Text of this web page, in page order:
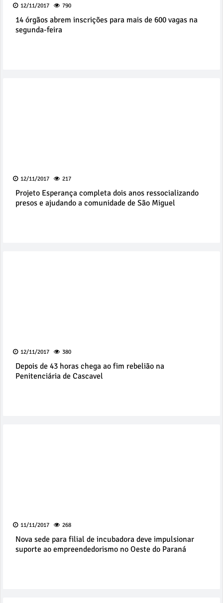
12/11/2017 790
14 órgãos abrem inscrições para mais de 600 vagas na
segunda-feira
12/11/2017 217
Projeto Esperança completa dois anos ressocializando
presos e ajudando a comunidade de São Miguel
12/11/2017 380
Depois de 43 horas chega ao fim rebelião na
Penitenciária de Cascavel
11/11/2017 268
Nova sede para filial de incubadora deve impulsionar
suporte ao empreendedorismo no Oeste do Paraná